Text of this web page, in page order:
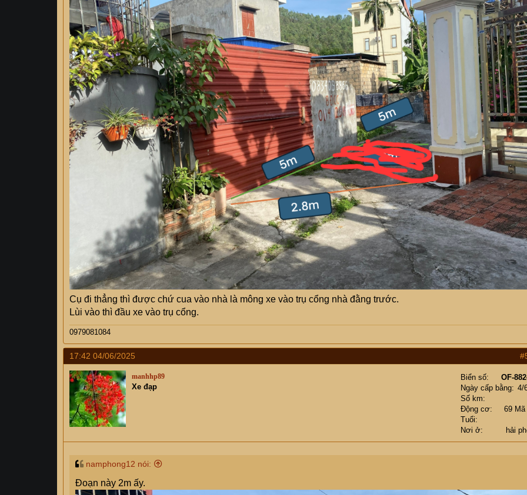
Cụ đi thẳng thì được chứ cua vào nhà là mông xe vào trụ cổng nhà đằng trước.
Lùi vào thì đầu xe vào trụ cổng.
0979081084
17:42 04/06/2025
manhhp89
Xe đạp
Biển số
OF-
Ngày cấp bằng
4/
Số km
Động cơ
69
Tuổi
Nơi ở
hải
namphong12 nói:
Đoạn này 2m ấy.